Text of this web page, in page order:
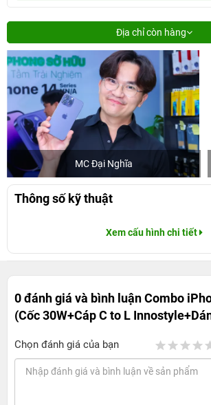
Địa chỉ còn hàng
MC Đại Nghĩa
Thông số kỹ thuật
Xem cấu hình chi tiết
0 đánh giá và bình luậnCombo
(Cốc 30W+Cáp C to L
Chọn đánh giá của bạn